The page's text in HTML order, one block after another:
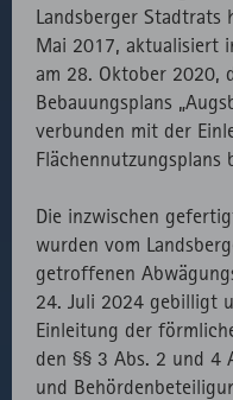
Landsberger Stadtrats
Mai 2017, aktualisiert
am 28. Oktober 2020,
Bebauungsplans
verbunden mit der
Flächennutzungsplans
Die inzwischen
wurden vom
getroffenen
24. Juli 2024 gebilligt
Einleitung der
den §§ 3 Abs. 2 und 4
und
die
von
Externer API
Aufruf von
fast.fonts.net
Zählt
des
speichern.
_pk_ses
Kurzzeitiges
Cookie, um
Daten des
Besuchs zu